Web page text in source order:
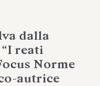
dalla
reati
Norme
autrice